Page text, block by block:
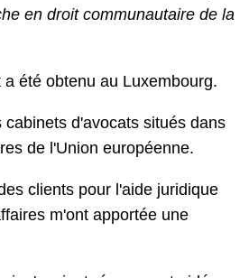
en droit communautaire de la
été obtenu au Luxembourg.
d'avocats situés dans
de l'Union européenne.
clients pour l'aide juridique
m'ont apportée une